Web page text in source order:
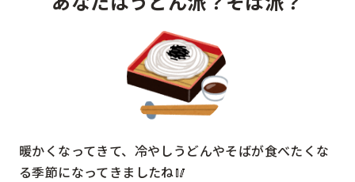
暖かくなってきて、冷やしうどんやそばが食べたくな
る季節になってきましたね🥢